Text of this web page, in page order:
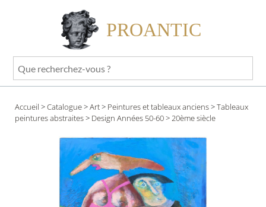
PROANTIC
Que
recherchez-
?
Accueil >Catalogue>Art> Peintures et tableaux anciens>Tableaux
peintures abstraites> Design Années 50-60> 20ème siècle